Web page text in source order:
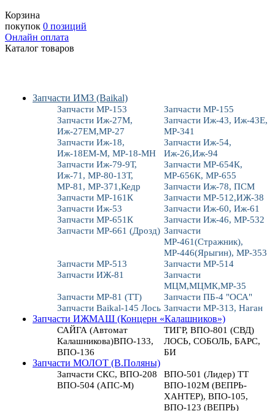
Корзина
покупок 0 позиций
Онлайн оплата
Каталог товаров
Запчасти ИМЗ (Baikal)
Запчасти МР-153
Запчасти МР-155
Запчасти Иж-27М,
Иж-27ЕМ,МР-27
Запчасти Иж-43, Иж-43Е,
МР-341
Запчасти Иж-18,
Иж-18ЕМ-М, МР-18-МН
Запчасти Иж-54,
Иж-26,Иж-94
Запчасти Иж-79-9Т,
Иж-71, МР-80-13Т,
МР-81, МР-371,Кедр
Запчасти МР-654К,
МР-656К, МР-655
Запчасти Иж-78, ПСМ
Запчасти МР-161К
Запчасти МР-512,ИЖ-38
Запчасти Иж-53
Запчасти Иж-60, Иж-61
Запчасти МР-651К
Запчасти Иж-46, МР-532
Запчасти МР-661 (Дрозд) Запчасти
МР-461(Стражник),
МР-446(Ярыгин), МР-353
Запчасти МР-513
Запчасти МР-514
Запчасти ИЖ-81
Запчасти
МЦМ,МЦМК,МР-35
Запчасти МР-81 (ТТ)
Запчасти ПБ-4 "ОСА"
Запчасти Baikal-145 Лось Запчасти МР-313, Наган
Запчасти ИЖМАШ (Концерн «Калашников»)
САЙГА (Автомат
Калашникова)ВПО-133,
ВПО-136
ТИГР, ВПО-801 (СВД)
ЛОСЬ, СОБОЛЬ, БАРС,
БИ
Запчасти МОЛОТ (В.Поляны)
Запчасти СКС, ВПО-208
ВПО-501 (Лидер) ТТ
ВПО-504 (АПС-М)
ВПО-102М (ВЕПРЬ-
ХАНТЕР), ВПО-105,
ВПО-123 (ВЕПРЬ)